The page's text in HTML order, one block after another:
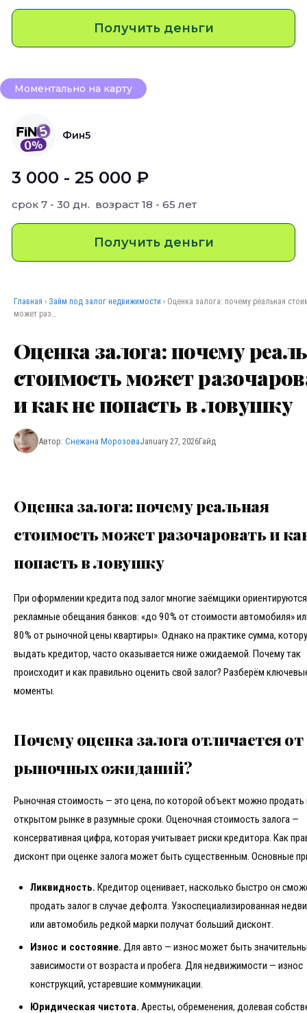
Получить деньги
Моментально на карту
Фин5
3 000 - 25 000 ₽
срок 7 - 30 дн. возраст 18 - 65 лет
Получить деньги
Главная › Займ под залог недвижимости › Оценка залога: почему реальная
может раз…
Оценка залога: почему
стоимость может
и как не попасть в ловушку
Автор: Снежана МорозоваJanuary 27, 2026Гайд
Оценка залога: почему реальная
стоимость может разочаровать и
попасть в ловушку
При оформлении кредита под залог многие заёмщики
рекламные обещания банков: «до 90% от стоимости автомобиля»
80% от рыночной цены квартиры». Однако на практике сумма,
выдать кредитор, часто оказывается ниже ожидаемой. Почему так
происходит и как правильно оценить свой залог? Разберём
моменты.
Почему оценка залога отличается от
рыночных ожиданий?
Рыночная стоимость — это цена, по которой объект можно продать
открытом рынке в разумные сроки. Оценочная стоимость залога —
консервативная цифра, которая учитывает риски кредитора. Как
дисконт при оценке залога может быть существенным. Основные
Ликвидность. Кредитор оценивает, насколько быстро он
продать залог в случае дефолта. Узкоспециализированная
или автомобиль редкой марки получат больший дисконт.
Износ и состояние. Для авто — износ может быть
зависимости от возраста и пробега. Для недвижимости — износ
конструкций, устаревшие коммуникации.
Юридическая чистота. Аресты, обременения, долевая